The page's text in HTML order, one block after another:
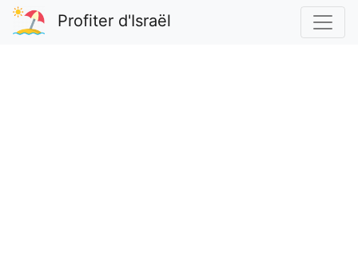
Profiter d'Israël